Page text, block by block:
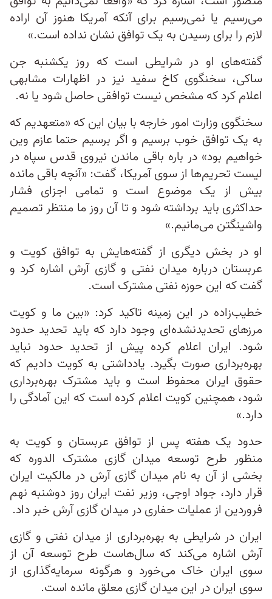
می‌رسیم یا نمی‌رسیم برای آنکه آمریکا هنوز آن اراده
لازم را برای رسیدن به یک توافق نشان نداده است.»
گفته‌های او در شرایطی است که روز یکشنبه جن
ساکی، سخنگوی کاخ سفید نیز در اظهارات مشابهی
اعلام کرد که مشخص نیست توافقی حاصل شود یا نه.
سخنگوی وزارت امور خارجه با بیان این که «متعهدیم که
به یک توافق خوب برسیم و اگر برسیم حتما عازم وین
خواهیم بود» در باره باقی ماندن نیروی قدس سپاه در
لیست تحریم‌ها از سوی آمریکا، گفت: «آنچه باقی مانده
بیش از یک موضوع است و تمامی اجزای فشار
حداکثری باید برداشته شود و تا آن روز ما منتظر تصمیم
واشینگتن می‌مانیم.»
او در بخش دیگری از گفته‌هایش به توافق کویت و
عربستان درباره میدان نفتی و گازی آرش اشاره کرد و
گفت که این حوزه نفتی مشترک است.
خطیب‌زاده در این زمینه تاکید کرد: «بین ما و کویت
مرزهای تحدیدنشده‌ای وجود دارد که باید تحدید حدود
شود. ایران اعلام کرده پیش از تحدید حدود نباید
بهره‌برداری صورت بگیرد. یادداشتی به کویت دادیم که
حقوق ایران محفوظ است و باید مشترک بهره‌برداری
شود، همچنین کویت اعلام کرده است که این آمادگی را
دارد.»
حدود یک هفته پس از توافق عربستان و کویت به
منظور طرح توسعه میدان گازی مشترک الدوره که
بخشی از آن به نام میدان گازی آرش در مالکیت ایران
قرار دارد، جواد اوجی، وزیر نفت ایران روز دوشنبه نهم
فروردین از عملیات حفاری در میدان گازی آرش خبر داد.
ایران در شرایطی به بهره‌برداری از میدان نفتی و گازی
آرش اشاره می‌کند که سال‌هاست طرح توسعه آن از
سوی ایران خاک می‌خورد و هرگونه سرمایه‌گذاری‌ از
سوی ایران در این میدان گازی معلق مانده است.